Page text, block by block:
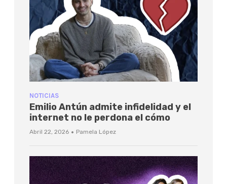
NOTICIAS
Emilio Antún admite infidelidad y el
internet no le perdona el cómo
Abril 22, 2026 · Pamela López